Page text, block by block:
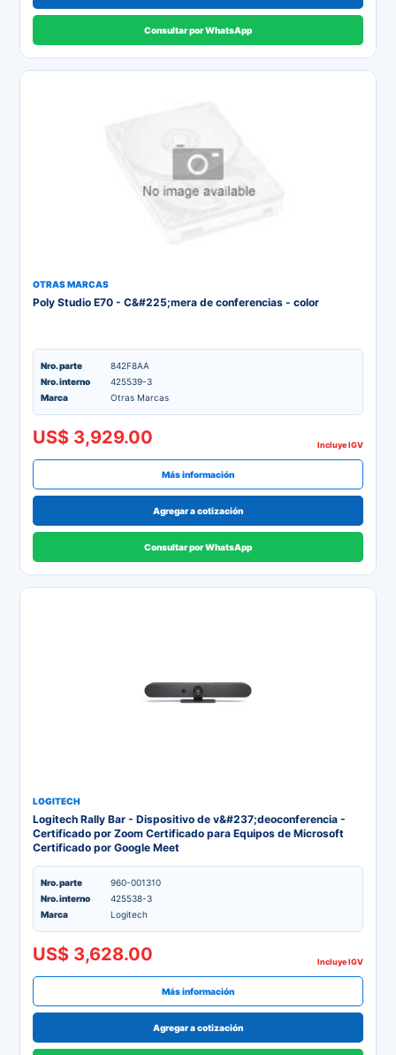
Consultar por WhatsApp
OTRAS MARCAS
Poly Studio E70 - C&#225;mera de conferencias - color
Nro. parte
842F8AA
Nro. interno
425539-3
Marca
Otras Marcas
US$ 3,929.00 Incluye IGV
Más información
Agregar a cotización
Consultar por WhatsApp
LOGITECH
Logitech Rally Bar - Dispositivo de v&#237;deoconferencia -
Certificado por Zoom Certificado para Equipos de Microsoft
Certificado por Google Meet
Nro. parte
960-001310
Nro. interno
425538-3
Marca
Logitech
US$ 3,628.00 Incluye IGV
Más información
Agregar a cotización